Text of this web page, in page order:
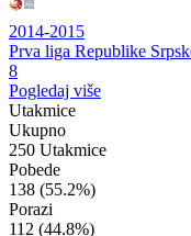
2014-2015
Prva liga Republike
8
Pogledaj više
Utakmice
Ukupno
250 Utakmice
Pobede
138 (55.2%)
Porazi
112 (44.8%)